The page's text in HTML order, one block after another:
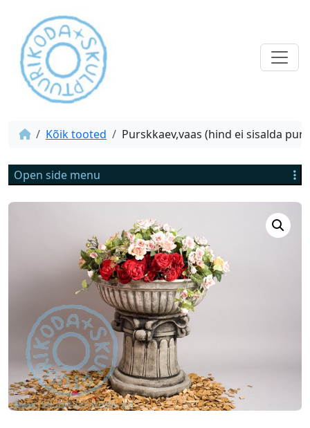
Kõik tooted Purskkaev,vaas (hind ei sisalda
Open side menu